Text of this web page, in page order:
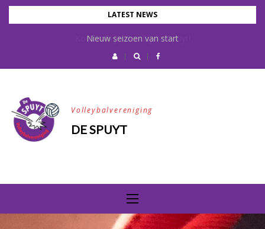
Skip
LATEST NEWS
Kom volleyballen bij De Spuyt!
Nieuw seizoen van start
Volleybalvereniging
DE SPUYT